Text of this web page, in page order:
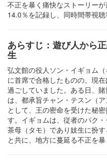
不正を暴く痛快なストーリー
14.0％を記録し、同時間帯視聴
あらすじ：遊び人から
生
弘文館の役人ソン・イギョム
に首席で合格したものの、現
過ごしていました。ある日、
は、都承旨チャン・テスン（
として、王の密命を受けた秘
す。イギョムは、従者のパク・
茶母（タモ）であり妓生に扮
と共に、地方に蔓延る不正を